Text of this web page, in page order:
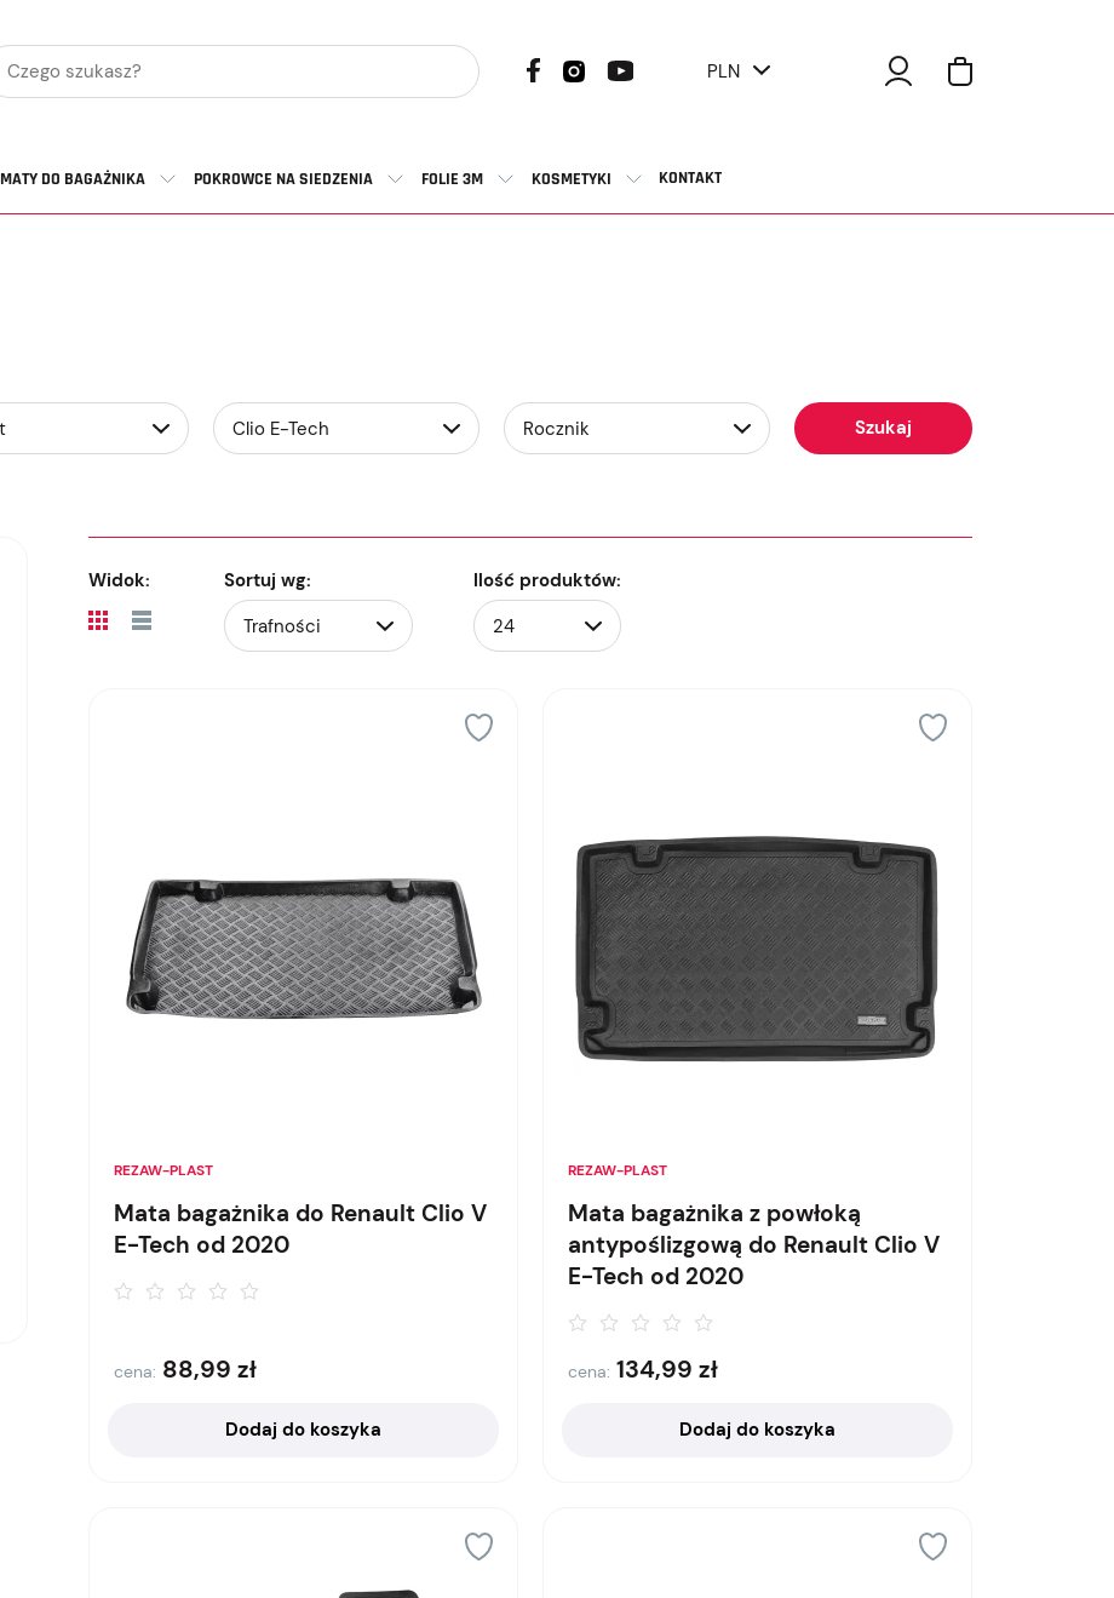
PLN
MATY DO BAGAŻNIKA POKROWCE NA SIEDZENIA FOLIE 3M KOSMETYKI KONTAKT
Szukaj
Widok: Ilość produktów:
Sortuj wg:
REZAW-PLAST
Mata bagażnika do Renault Clio V
E-Tech od 2020
cena: 88,99zł
Dodaj do koszyka
REZAW-PLAST
Mata bagażnika z powłoką
antypoślizgową do Renault Clio V
E-Tech od 2020
cena: 134,99 zł
Dodaj do koszyka